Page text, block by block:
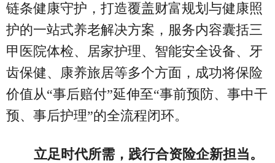
链条健康守护，打造覆盖财富规划与健康照
护的一站式养老解决方案，服务内容囊括三
甲医院体检、居家护理、智能安全设备、牙
齿保健、康养旅居等多个方面，成功将保险
价值从“事后赔付”延伸至“事前预防、事中干
预、事后护理”的全流程闭环。
立足时代所需，践行合资险企新担当。